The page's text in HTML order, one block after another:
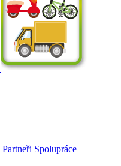
Partneři Spolupráce